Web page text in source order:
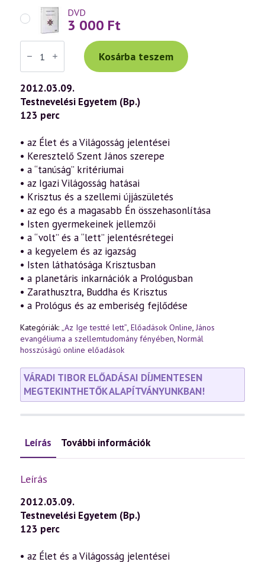
DVD
3 000 Ft
Váradi
Tibor
előadás
(600)
—
„Az
Ige
testté
lett”
János
evangéliuma
a
szellmetudomány
fényében
3.
rész
(2012.03.09.)
mennyiség
Kosárba teszem
2012.03.09.
Testnevelési Egyetem (Bp.)
123 perc
• az Élet és a Világosság jelentései
• Keresztelő Szent János szerepe
• a “tanúság” kritériumai
• az Igazi Világosság hatásai
• Krisztus és a szellemi újjászületés
• az ego és a magasabb Én összehasonlítása
• Isten gyermekeinek jellemzői
• a “volt” és a “lett” jelentésrétegei
• a kegyelem és az igazság
• Isten láthatósága Krisztusban
• a planetáris inkarnációk a Prológusban
• Zarathusztra, Buddha és Krisztus
• a Prológus és az emberiség fejlődése
Kategóriák: „Az Ige testté lett”, Előadások Online, János
evangéliuma a szellemtudomány fényében, Normál
hosszúságú online előadások
VÁRADI TIBOR ELŐADÁSAI DÍJMENTESEN
MEGTEKINTHETŐK ALAPÍTVÁNYUNKBAN!
Leírás További információk
Leírás
2012.03.09.
Testnevelési Egyetem (Bp.)
123 perc
• az Élet és a Világosság jelentései